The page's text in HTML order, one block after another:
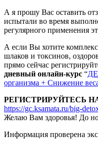
А я прошу Вас оставить
испытали во время
регулярного применения
А если Вы хотите
шлаков и токсинов,
прямо сейчас
дневный онлайн-курс “
организма + Снижение
РЕГИСТРИРУЙТЕСЬ
https://gc.ksamata.ru/big-
Желаю Вам здоровья! До
Информация проверена